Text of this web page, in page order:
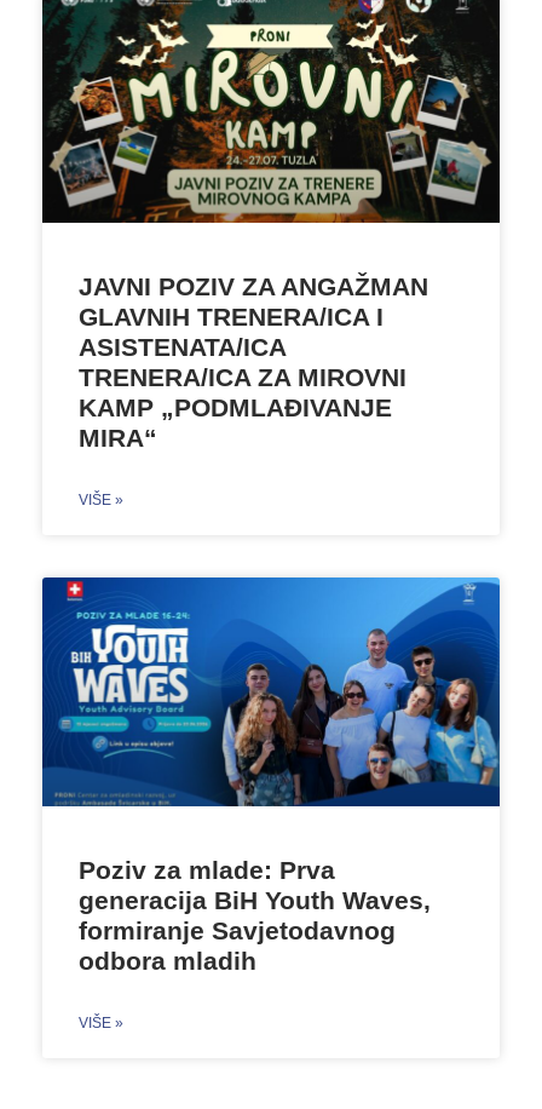
JAVNI POZIV ZA ANGAŽMAN
GLAVNIH TRENERA/ICA I
ASISTENATA/ICA
TRENERA/ICA ZA MIROVNI
KAMP „PODMLAĐIVANJE
MIRA“
VIŠE »
Poziv za mlade: Prva
generacija BiH Youth Waves,
formiranje Savjetodavnog
odbora mladih
VIŠE »